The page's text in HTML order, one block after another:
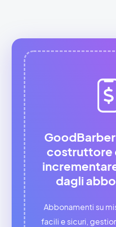
costruttore
dagli
Abbonamenti su
facili e sicuri,